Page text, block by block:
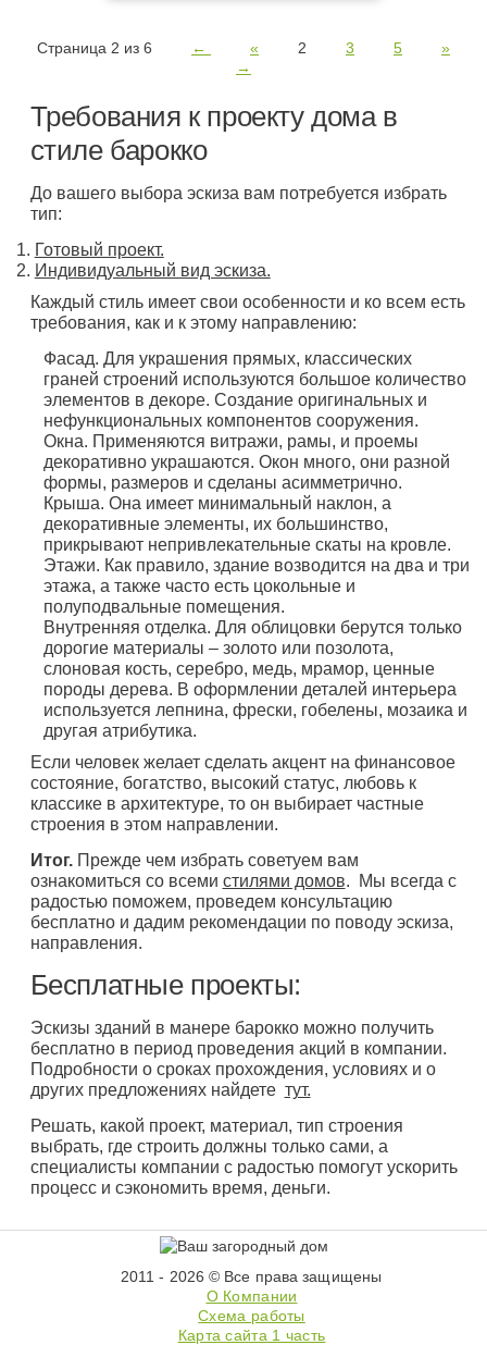
Страница 2 из 6 ← « 2 3 5
»
→
Требования к проекту дома в
стиле барокко
До вашего выбора эскиза вам потребуется избрать
тип:
Готовый проект.
Индивидуальный вид эскиза.
Каждый стиль имеет свои особенности и ко всем есть
требования, как и к этому направлению:
Фасад. Для украшения прямых, классических
граней строений используются большое количество
элементов в декоре. Создание оригинальных и
нефункциональных компонентов сооружения.
Окна. Применяются витражи, рамы, и проемы
декоративно украшаются. Окон много, они разной
формы, размеров и сделаны асимметрично.
Крыша. Она имеет минимальный наклон, а
декоративные элементы, их большинство,
прикрывают непривлекательные скаты на кровле.
Этажи. Как правило, здание возводится на два и три
этажа, а также часто есть цокольные и
полуподвальные помещения.
Внутренняя отделка. Для облицовки берутся только
дорогие материалы – золото или позолота,
слоновая кость, серебро, медь, мрамор, ценные
породы дерева. В оформлении деталей интерьера
используется лепнина, фрески, гобелены, мозаика и
другая атрибутика.
Если человек желает сделать акцент на финансовое
состояние, богатство, высокий статус, любовь к
классике в архитектуре, то он выбирает частные
строения в этом направлении.
Итог.Прежде чем избрать советуем вам
ознакомиться со всеми стилями домов. Мы всегда с
радостью поможем, проведем консультацию
бесплатно и дадим рекомендации по поводу эскиза,
направления.
Бесплатные проекты:
Эскизы зданий в манере барокко можно получить
бесплатно в период проведения акций в компании.
Подробности о сроках прохождения, условиях и о
других предложениях найдете тут.
Решать, какой проект, материал, тип строения
выбрать, где строить должны только сами, а
специалисты компании с радостью помогут ускорить
процесс и сэкономить время, деньги.
2011 - 2026 © Все права защищены
О Компании
Схема работы
Карта сайта 1 часть